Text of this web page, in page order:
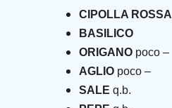
CIPOLLA ROSSA
BASILICO
ORIGANO poco –
AGLIO poco –
SALE q.b.